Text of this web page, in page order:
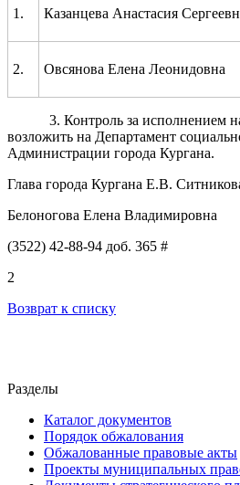
1. Казанцева Анастасия
2. Овсянова Елена Леонидовна
3. Контроль за исполнением
возложить на Департамент
Администрации города Кургана.
Глава города Кургана Е.В.
Белоногова Елена Владимировна
(3522) 42-88-94 доб. 365 #
2
Возврат к списку
Разделы
Каталог документов
Порядок обжалования
Обжалованные правовые акты
Проекты муниципальных